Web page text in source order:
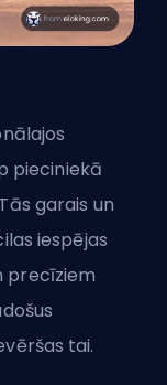
pieciniekā
garais un
iespējas
precīziem
tai.